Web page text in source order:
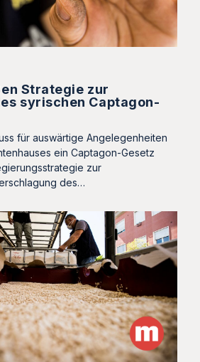
Strategie zur
syrischen Captagon-
für auswärtige Angelegenheiten
ein Captagon-Gesetz
zur
des…